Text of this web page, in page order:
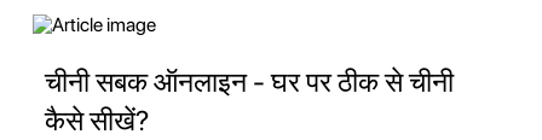
चीनी सबक ऑनलाइन - घर पर ठीक से चीनी
कैसे सीखें?